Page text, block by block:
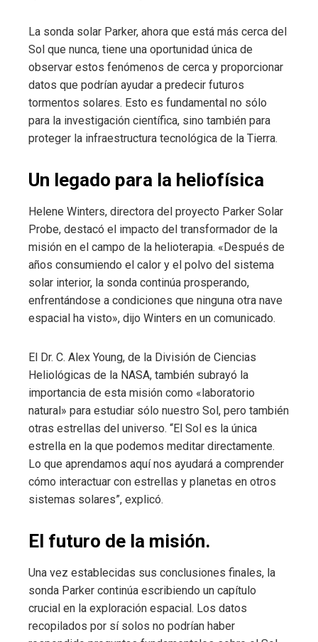
La sonda solar Parker, ahora que está más cerca del
Sol que nunca, tiene una oportunidad única de
observar estos fenómenos de cerca y proporcionar
datos que podrían ayudar a predecir futuros
tormentos solares. Esto es fundamental no sólo
para la investigación científica, sino también para
proteger la infraestructura tecnológica de la Tierra.
Un legado para la heliofísica
Helene Winters, directora del proyecto Parker Solar
Probe, destacó el impacto del transformador de la
misión en el campo de la helioterapia. «Después de
años consumiendo el calor y el polvo del sistema
solar interior, la sonda continúa prosperando,
enfrentándose a condiciones que ninguna otra nave
espacial ha visto», dijo Winters en un comunicado.
El Dr. C. Alex Young, de la División de Ciencias
Heliológicas de la NASA, también subrayó la
importancia de esta misión como «laboratorio
natural» para estudiar sólo nuestro Sol, pero también
otras estrellas del universo. “El Sol es la única
estrella en la que podemos meditar directamente.
Lo que aprendamos aquí nos ayudará a comprender
cómo interactuar con estrellas y planetas en otros
sistemas solares”, explicó.
El futuro de la misión.
Una vez establecidas sus conclusiones finales, la
sonda Parker continúa escribiendo un capítulo
crucial en la exploración espacial. Los datos
recopilados por sí solos no podrían haber